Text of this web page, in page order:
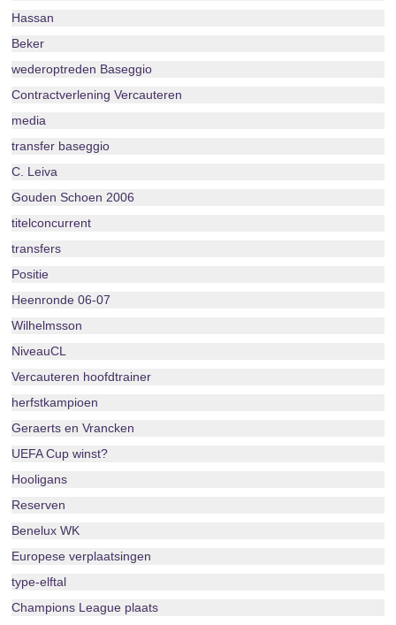
Hassan
Beker
wederoptreden Baseggio
Contractverlening Vercauteren
media
transfer baseggio
C. Leiva
Gouden Schoen 2006
titelconcurrent
transfers
Positie
Heenronde 06-07
Wilhelmsson
NiveauCL
Vercauteren hoofdtrainer
herfstkampioen
Geraerts en Vrancken
UEFA Cup winst?
Hooligans
Reserven
Benelux WK
Europese verplaatsingen
type-elftal
Champions League plaats